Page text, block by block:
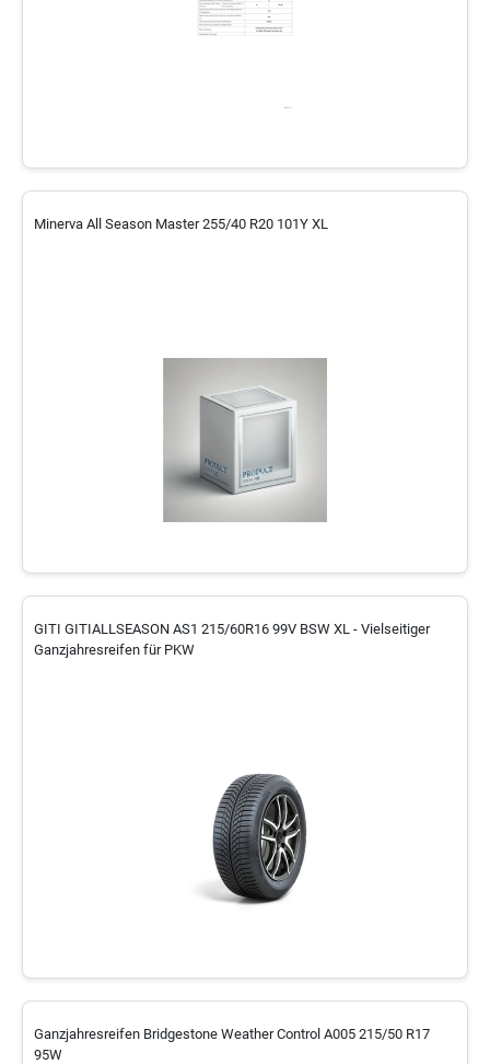
Minerva All Season Master 255/40 R20 101Y XL
GITI GITIALLSEASON AS1 215/60R16 99V BSW XL - Vielseitiger
Ganzjahresreifen für PKW
Ganzjahresreifen Bridgestone Weather Control A005 215/50 R17
95W